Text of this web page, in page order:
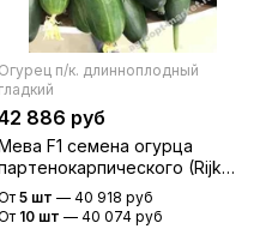
Огурец п/к. длинноплодный
гладкий
886 руб
F1 семена огурца
(Rijk
Zwaan / Райк Цваан)
5 шт — 40 918 руб
10 шт — 40 074 руб